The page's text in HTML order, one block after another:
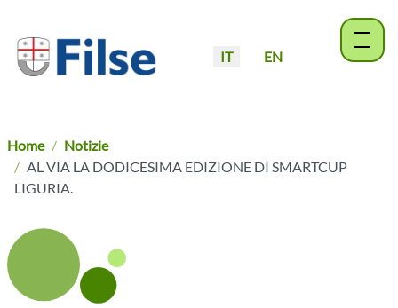
Seleziona la tua lingua
IT EN
Home
Notizie
AL VIA LA DODICESIMA EDIZIONE DI SMARTCUP
LIGURIA.